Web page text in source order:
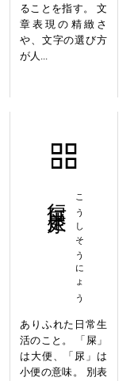
ることを指す。 文
章表現の精緻さ
や、文字の選び方
が人...
こうしそうにょう
ありふれた日常生
活のこと。 「屎」
は大便、「尿」は
小便の意味。 別表